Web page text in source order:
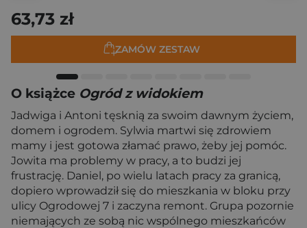
63,73 zł
ZAMÓW ZESTAW
O książce Ogród z widokiem
Jadwiga i Antoni tęsknią za swoim dawnym życiem,
domem i ogrodem. Sylwia martwi się zdrowiem
mamy i jest gotowa złamać prawo, żeby jej pomóc.
Jowita ma problemy w pracy, a to budzi jej
frustrację. Daniel, po wielu latach pracy za granicą,
dopiero wprowadził się do mieszkania w bloku przy
ulicy Ogrodowej 7 i zaczyna remont. Grupa pozornie
niemających ze sobą nic wspólnego mieszkańców